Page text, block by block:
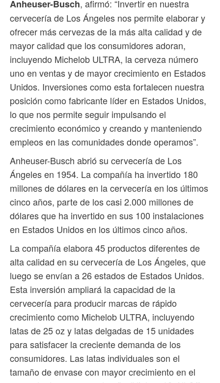
Anheuser-Busch, afirmó: “Invertir en nuestra
cervecería de Los Ángeles nos permite elaborar y
ofrecer más cervezas de la más alta calidad y de
mayor calidad que los consumidores adoran,
incluyendo Michelob ULTRA, la cerveza número
uno en ventas y de mayor crecimiento en Estados
Unidos. Inversiones como esta fortalecen nuestra
posición como fabricante líder en Estados Unidos,
lo que nos permite seguir impulsando el
crecimiento económico y creando y manteniendo
empleos en las comunidades donde operamos”.
Anheuser-Busch abrió su cervecería de Los
Ángeles en 1954. La compañía ha invertido 180
millones de dólares en la cervecería en los últimos
cinco años, parte de los casi 2.000 millones de
dólares que ha invertido en sus 100 instalaciones
en Estados Unidos en los últimos cinco años.
La compañía elabora 45 productos diferentes de
alta calidad en su cervecería de Los Ángeles, que
luego se envían a 26 estados de Estados Unidos.
Esta inversión ampliará la capacidad de la
cervecería para producir marcas de rápido
crecimiento como Michelob ULTRA, incluyendo
latas de 25 oz y latas delgadas de 15 unidades
para satisfacer la creciente demanda de los
consumidores. Las latas individuales son el
tamaño de envase con mayor crecimiento en el